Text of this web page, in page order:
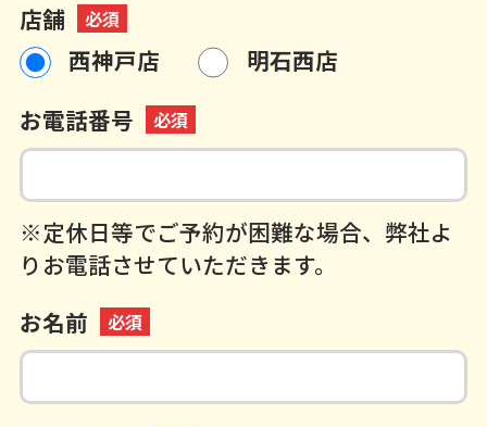
店舗 必須
西神戸店
明石西店
お電話番号
必須
※定休日等でご予約が困難な場合、弊社よ
りお電話させていただきます。
お名前
必須